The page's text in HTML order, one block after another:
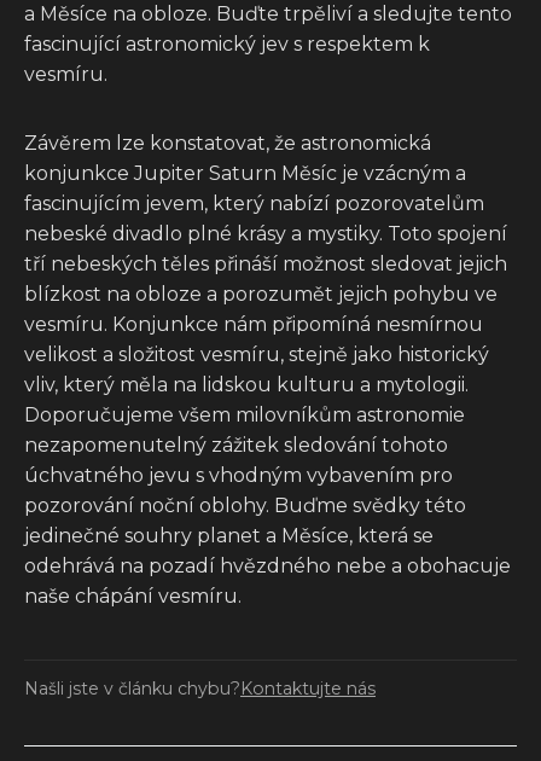
a Měsíce na obloze. Buďte trpěliví a sledujte tento
fascinující astronomický jev s respektem k
vesmíru.
Závěrem lze konstatovat, že astronomická
konjunkce Jupiter Saturn Měsíc je vzácným a
fascinujícím jevem, který nabízí pozorovatelům
nebeské divadlo plné krásy a mystiky. Toto spojení
tří nebeských těles přináší možnost sledovat jejich
blízkost na obloze a porozumět jejich pohybu ve
vesmíru. Konjunkce nám připomíná nesmírnou
velikost a složitost vesmíru, stejně jako historický
vliv, který měla na lidskou kulturu a mytologii.
Doporučujeme všem milovníkům astronomie
nezapomenutelný zážitek sledování tohoto
úchvatného jevu s vhodným vybavením pro
pozorování noční oblohy. Buďme svědky této
jedinečné souhry planet a Měsíce, která se
odehrává na pozadí hvězdného nebe a obohacuje
naše chápání vesmíru.
Našli jste v článku chybu?Kontaktujte nás